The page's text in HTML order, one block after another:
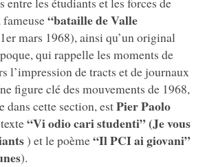
“bataille de Valle
mars 1968), ainsi qu’un original
qui rappelle les moments de
l’impression de tracts et de journaux
figure clé des mouvements de 1968,
dans cette section, estPier Paolo
“Vi odio cari studenti” (Je vous
) et le poème“Il PCI ai giovani”
).